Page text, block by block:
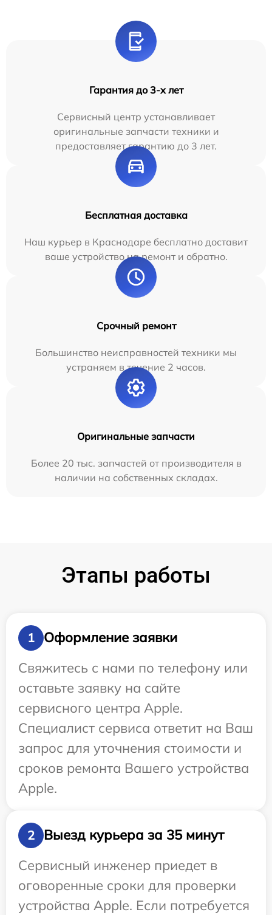
Гарантия до 3-х лет
Сервисный центр устанавливает
оригинальные запчасти техники и
предоставляет гарантию до 3 лет.
Бесплатная доставка
Наш курьер в Краснодаре бесплатно доставит
ваше устройство на ремонт и обратно.
Срочный ремонт
Большинство неисправностей техники мы
устраняем в течение 2 часов.
Оригинальные запчасти
Более 20 тыс. запчастей от производителя в
наличии на собственных складах.
Этапы работы
1
Оформление заявки
Свяжитесь с нами по телефону или
оставьте заявку на сайте
сервисного центра Apple.
Специалист сервиса ответит на Ваш
запрос для уточнения стоимости и
сроков ремонта Вашего устройства
Apple.
2
Выезд курьера за 35 минут
Сервисный инженер приедет в
оговоренные сроки для проверки
устройства Apple. Если потребуется